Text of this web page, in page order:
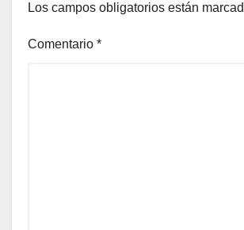
Los campos obligatorios están
Comentario *